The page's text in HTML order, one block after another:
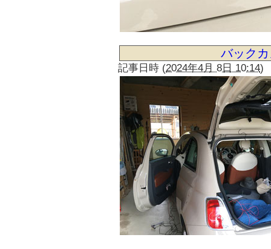
バック
記事日時 (2024年4月 8日 10:14)